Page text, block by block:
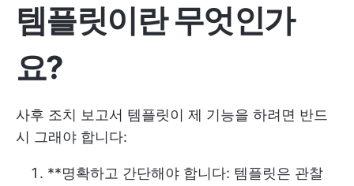
템플릿이란 무엇인가
요?
사후 조치 보고서 템플릿이 제 기능을 하려면 반드
시 그래야 합니다:
**명확하고 간단해야 합니다: 템플릿은 관찰